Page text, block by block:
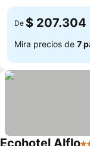
De $ 207.304
Mira precios de 7
Ecohotel Alflo